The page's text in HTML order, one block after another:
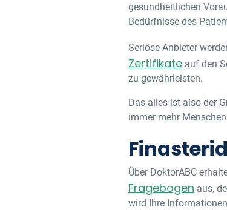
gesundheitlichen
Bedürfnisse des
Seriöse Anbieter
Zertifikate auf den
zu gewährleisten.
Das alles ist also der
immer mehr
Über DoktorABC
Fragebogen aus,
wird Ihre